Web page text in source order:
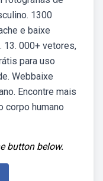
1300
e baixe
13. 000+ vetores,
para uso
Webbaixe
Encontre mais
corpo humano
button below.